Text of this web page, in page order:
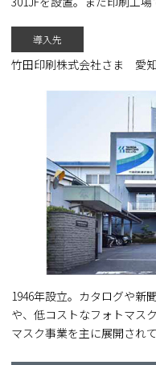
導入先
竹田印刷株式会社さま 愛
1946年設立。カタログや新
や、低コストなフォトマス
マスク事業を主に展開されて